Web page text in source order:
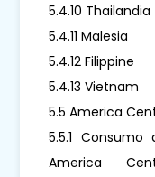
5.4.10 Thailandia
5.4.11 Malesia
5.4.12 Filippine
5.4.13 Vietnam
5.5 America
5.5.1
America